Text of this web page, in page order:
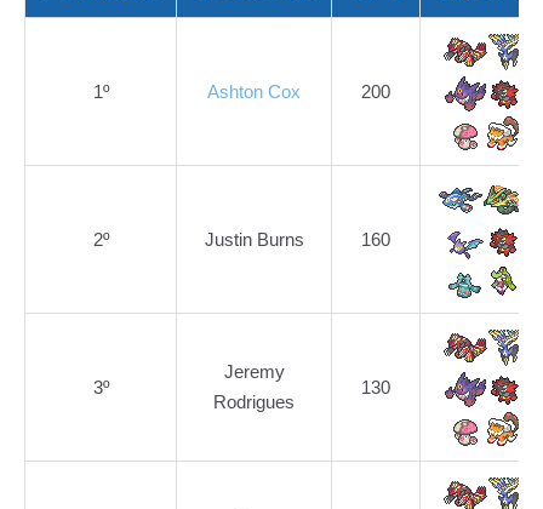
1º Ashton Cox 200
2º Justin Burns 160
3º
Jeremy
Rodrigues
130